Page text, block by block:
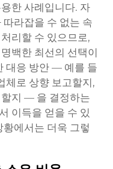
한 사례입니다. 자
라잡을 수 없는 속
리할 수 있으므로,
백한 최선의 선택이
대응 방안 — 예를 들
체로 상향 보고할지,
할지 — 을 결정하는
이득을 얻을 수 있
에서는 더욱 그렇